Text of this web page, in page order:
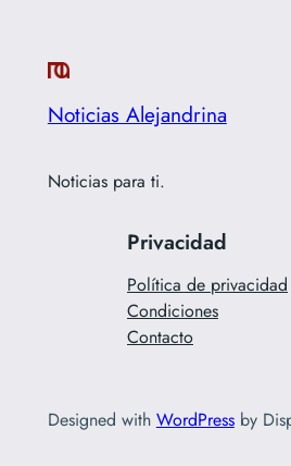
Noticias Alejandrina
Noticias para ti.
Privacidad
Política de privacidad
Condiciones
Contacto
Designed with WordPressby